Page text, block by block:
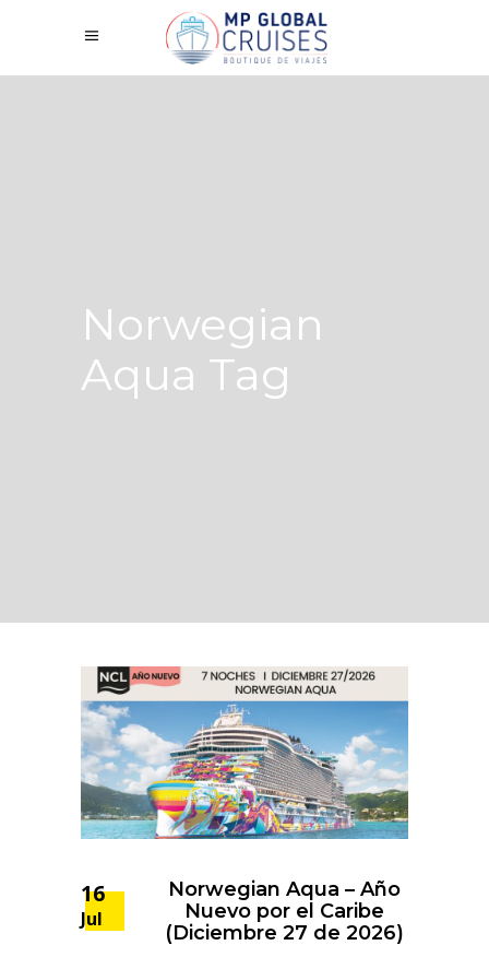
Norwegian
Aqua Tag
16
Jul
Norwegian Aqua – Año
Nuevo por el Caribe
(Diciembre 27 de 2026)